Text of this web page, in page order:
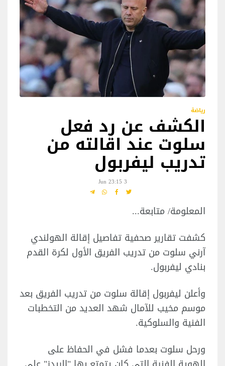
رياضة
الكشف عن رد فعل
سلوت عند اقالته من
تدريب ليفربول
3 Jun 23:15
المعلومة/ متابعة...
كشفت تقارير صحفية تفاصيل إقالة الهولندي
آرني سلوت من تدريب الفريق الأول لكرة القدم
بنادي ليفربول.
وأعلن ليفربول إقالة سلوت من تدريب الفريق بعد
موسم مخيب للآمال شهد العديد من التخطبات
الفنية والسلوكية.
ورحل سلوت بعدما فشل في الحفاظ على